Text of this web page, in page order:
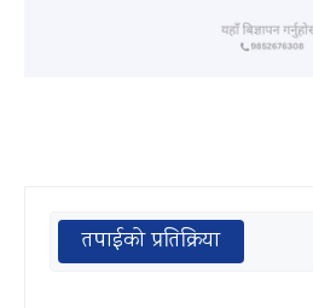
तपाईको प्रतिक्रिया